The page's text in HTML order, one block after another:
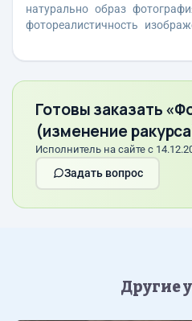
натурально образ
фотореалистичность
Готовы заказать
(изменение
Исполнитель на сайте с
Задать вопрос
Другие